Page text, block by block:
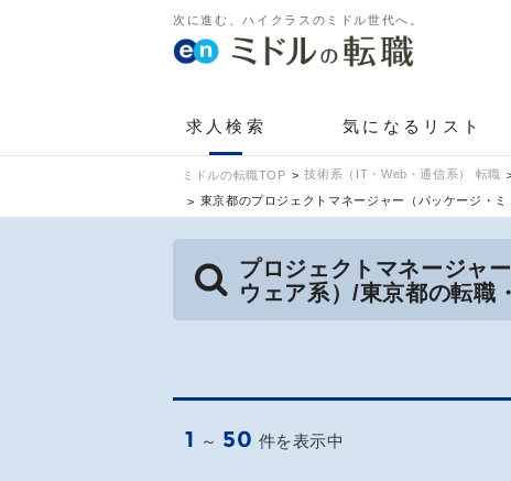
次に進む、ハイクラスのミドル世代へ。
求人検索 気になるリスト
ミドルの転職TOP 技術系（IT・Web・通信系） 転職
東京都のプロジェクトマネージャー（パッケージ・
プロジェクトマネージャ
ウェア系）/東京都の転職
1 ～ 50 件を表示中